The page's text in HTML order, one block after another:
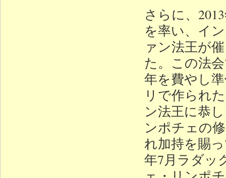
さらに、
を率い、イ
ァン法王が
た。この法
年を費やし
リで作られ
ン法王に恭
ンポチェの
れ加持を賜
年7月ラダッ